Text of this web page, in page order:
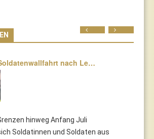
nach Le…
hinweg Anfang Juli
Soldatinnen und Soldaten aus